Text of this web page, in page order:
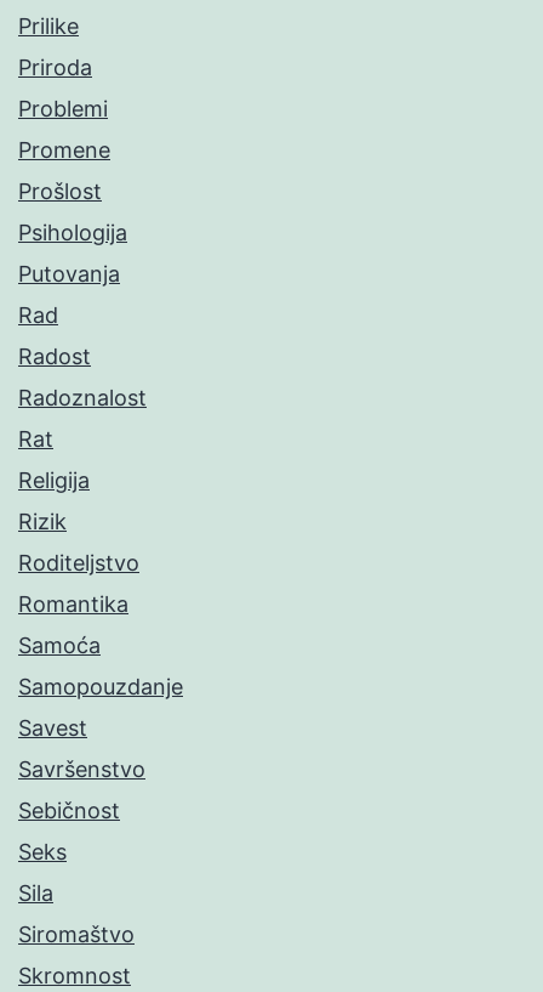
Prilike
Priroda
Problemi
Promene
Prošlost
Psihologija
Putovanja
Rad
Radost
Radoznalost
Rat
Religija
Rizik
Roditeljstvo
Romantika
Samoća
Samopouzdanje
Savest
Savršenstvo
Sebičnost
Seks
Sila
Siromaštvo
Skromnost